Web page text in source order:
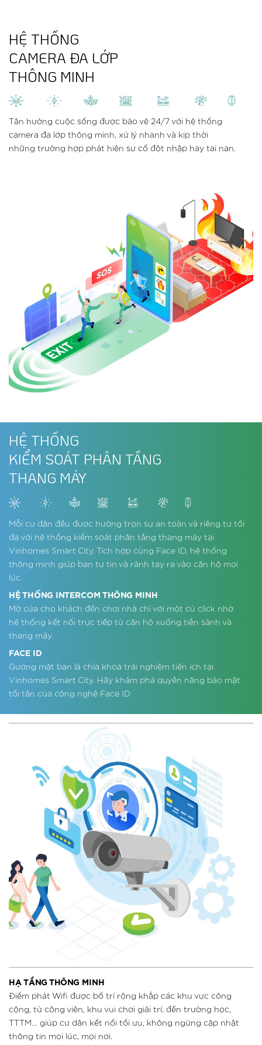
HỆ THỐNG
CAMERA ĐA LỚP
THÔNG MINH
Tận hưởng cuộc sống được bảo vệ 24/7 với hệ thống
camera đa lớp thông minh, xử lý nhanh và kịp thời
những trường hợp phát hiện sự cố đột nhập hay tai nạn.
HỆ THỐNG
KIỂM SOÁT PHÂN TẦNG
THANG MÁY
Mỗi cư dân đều được hưởng trọn sự an toàn và riêng tư tối
đa với hệ thống kiểm soát phân tầng thang máy tại
Vinhomes Smart City. Tích hợp cùng Face ID, hệ thống
thông minh giúp bạn tự tin và rảnh tay ra vào căn hộ mọi
lúc.
HỆ THỐNG INTERCOM THÔNG MINH
Mở cửa cho khách đến chơi nhà chỉ với một cú click nhờ
hệ thống kết nối trực tiếp từ căn hộ xuống tiền sảnh và
thang máy.
FACE ID
Gương mặt bạn là chìa khoá trải nghiệm tiện ích tại
Vinhomes Smart City. Hãy khám phá quyền năng bảo mật
tối tân của công nghệ Face ID
HẠ TẦNG THÔNG MINH
Điểm phát Wifi được bố trí rộng khắp các khu vực công
cộng, từ công viên, khu vui chơi giải trí, đến trường học,
TTTM… giúp cư dân kết nối tối ưu, không ngừng cập nhật
thông tin mọi lúc, mọi nơi.